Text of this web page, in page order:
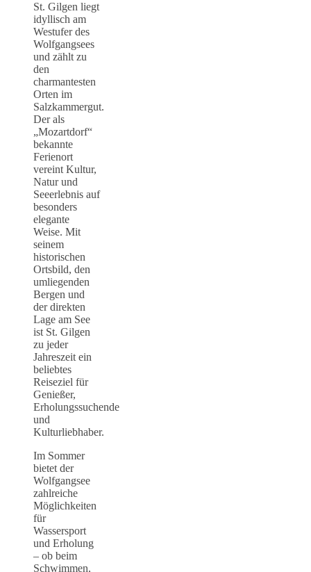
St. Gilgen liegt
idyllisch am
Westufer des
Wolfgangsees
und zählt zu
den
charmantesten
Orten im
Salzkammergut.
Der als
„Mozartdorf“
bekannte
Ferienort
vereint Kultur,
Natur und
Seeerlebnis auf
besonders
elegante
Weise. Mit
seinem
historischen
Ortsbild, den
umliegenden
Bergen und
der direkten
Lage am See
ist St. Gilgen
zu jeder
Jahreszeit ein
beliebtes
Reiseziel für
Genießer,
Erholungssuchende
und
Kulturliebhaber.
Im Sommer
bietet der
Wolfgangsee
zahlreiche
Möglichkeiten
für
Wassersport
und Erholung
– ob beim
Schwimmen,